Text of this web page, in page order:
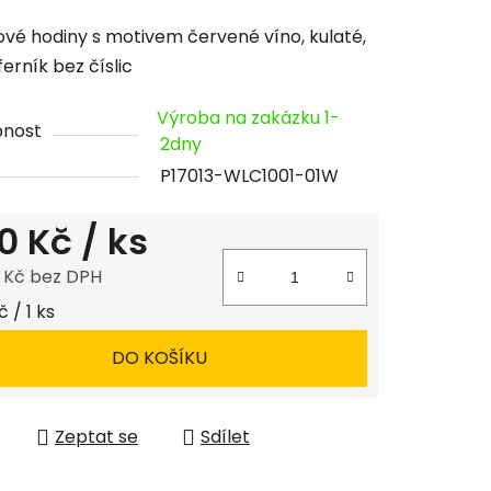
hodiny s motivem červené víno, kulaté,
bez číslic
Výroba na zakázku 1-
2dny
P17013-WLC1001-01W
Kč / ks
Kč bez DPH
cena:
/ 1 ks
DO KOŠÍKU
Zeptat se Sdílet